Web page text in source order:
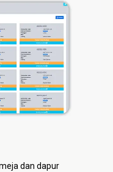
dan dapur